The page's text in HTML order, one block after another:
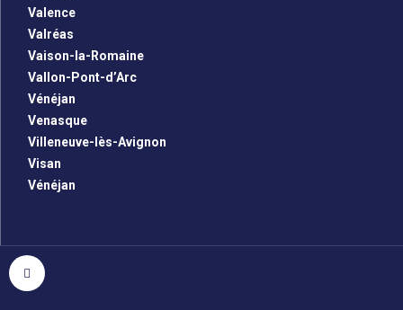
Valence
Valréas
Vaison-la-Romaine
Vallon-Pont-d’Arc
Vénéjan
Venasque
Villeneuve-lès-Avignon
Visan
Vénéjan